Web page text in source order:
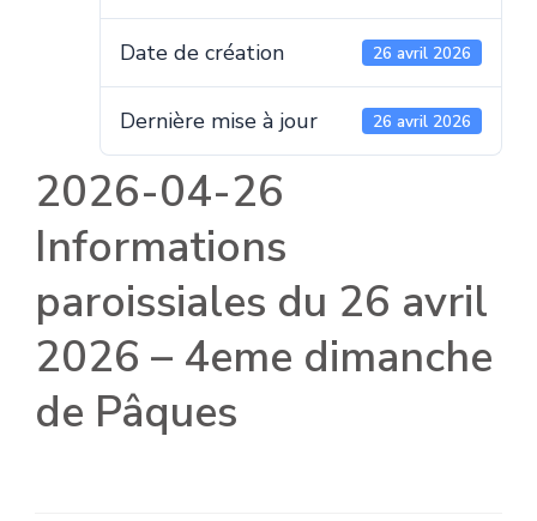
Date de création 26 avril 2026
Dernière mise à jour 26 avril 2026
2026-04-26
Informations
paroissiales du 26 avril
2026 – 4eme dimanche
de Pâques